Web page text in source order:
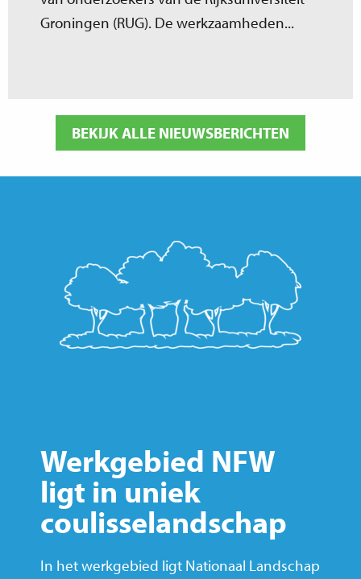
Groningen (RUG). De werkzaamheden...
BEKIJK ALLE NIEUWSBERICHTEN
Werkgebied NFW
ligt in uniek
coulisselandschap
In het werkgebied ligt Nationaal Landschap